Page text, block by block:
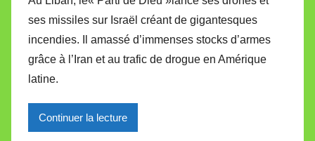
r
M
i
r
l
ses missiles sur Israël créant de gigantesques
incendies. Il amassé d’immenses stocks d’armes
grâce à l’Iran et au trafic de drogue en Amérique
latine.
Continuer la lecture